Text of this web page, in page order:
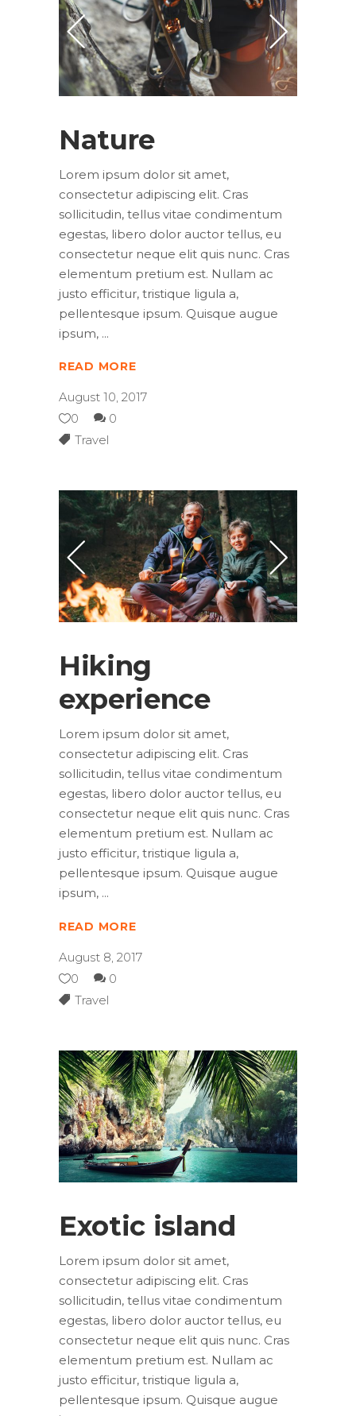
Nature
Lorem ipsum dolor sit amet,
consectetur adipiscing elit. Cras
sollicitudin, tellus vitae condimentum
egestas, libero dolor auctor tellus, eu
consectetur neque elit quis nunc. Cras
elementum pretium est. Nullam ac
justo efficitur, tristique ligula a,
pellentesque ipsum. Quisque augue
ipsum,
READ MORE
August 10, 2017
0
0
Travel
Hiking
experience
Lorem ipsum dolor sit amet,
consectetur adipiscing elit. Cras
sollicitudin, tellus vitae condimentum
egestas, libero dolor auctor tellus, eu
consectetur neque elit quis nunc. Cras
elementum pretium est. Nullam ac
justo efficitur, tristique ligula a,
pellentesque ipsum. Quisque augue
ipsum,
READ MORE
August 8, 2017
0
0
Travel
Exotic island
Lorem ipsum dolor sit amet,
consectetur adipiscing elit. Cras
sollicitudin, tellus vitae condimentum
egestas, libero dolor auctor tellus, eu
consectetur neque elit quis nunc. Cras
elementum pretium est. Nullam ac
justo efficitur, tristique ligula a,
pellentesque ipsum. Quisque augue